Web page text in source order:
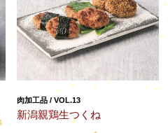
肉加工品 / VOL.13
新潟親鶏生つくね